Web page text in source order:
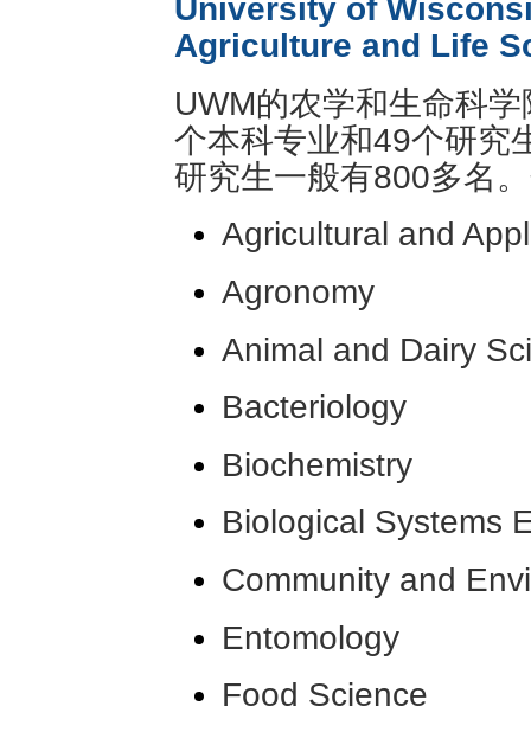
University of
Agriculture and Life
UWM的农学和生命科
个本科专业和49个研究
研究生一般有800多名
Agricultural and
Agronomy
Animal and Dairy
Bacteriology
Biochemistry
Biological Systems
Community and
Entomology
Food Science